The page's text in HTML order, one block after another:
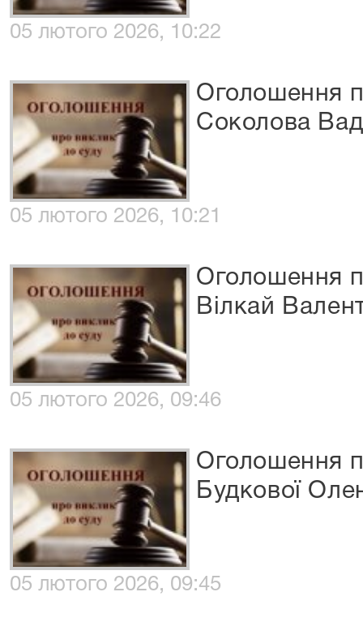
05 лютого 2026, 10:22
Оголошення
Соколова
05 лютого 2026, 10:21
Оголошення
Вілкай
05 лютого 2026, 09:46
Оголошення
Будкової
05 лютого 2026, 09:45